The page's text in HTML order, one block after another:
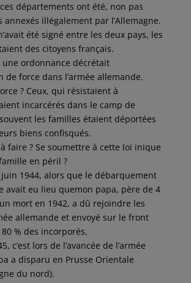
départements ont été, non pas
annexés illégalement par l’Allemagne.
été signé entre les deux pays, les
des citoyens français.
une ordonnance décrétait
de force dans l’armée allemande.
? Ceux, qui résistaient à
incarcérés dans le camp de
les familles étaient déportées
biens confisqués.
faire ? Se soumettre à cette loi inique
en péril ?
juin 1944, alors que le débarquement
avait eu lieu quemon papa, père de 4
mort en 1942, a dû rejoindre les
allemande et envoyé sur le front
% des incorporés.
c’est lors de l’avancée de l’armée
a disparu en Prusse Orientale
du nord).